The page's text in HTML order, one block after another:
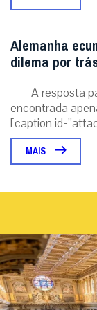
Alemanha
dilema por
A resposta
encontrada
[caption
MAIS